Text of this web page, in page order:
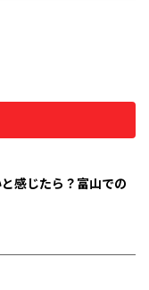
感じたら？富山での